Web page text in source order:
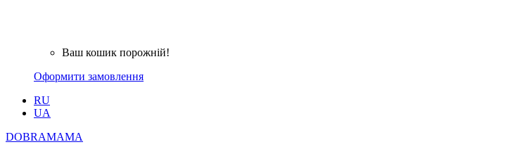
Ваш кошик порожній!
Оформити замовлення
RU
UA
DOBRAMAMA